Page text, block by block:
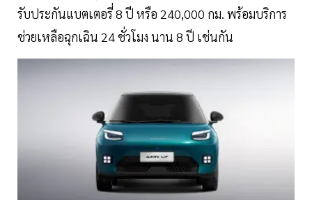
รับประกันแบตเตอรี่ 8 ปี หรือ 240,000 กม. พร้อมบริการ
ช่วยเหลือฉุกเฉิน 24 ชั่วโมง นาน 8 ปี เช่นกัน